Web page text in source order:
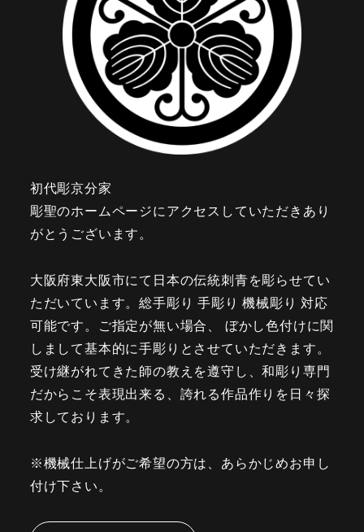
初代彫京分家
彫聖のホームページにアクセスしていただきあり
がとうございます。
大阪府東大阪市にて日本の伝統刺青を彫らせてい
ただいています。総手彫り 手彫り 機械彫り 対応
可能です。ご指定が無い場合、 ぼかし色付けに関
しまして基本的に手彫りとさせていただきます。
受け継がれてきた師の教えを遵守し、和彫り専門
だからこそ表現出来る、誇れる作品作りを日々探
求しております。
※機械仕上げがご希望の方は、あらかじめお申し
付け下さい。